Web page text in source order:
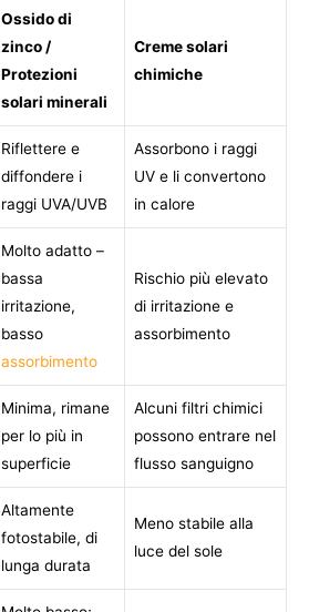
Ossido di
zinco /
Protezioni
solari minerali
Creme solari
chimiche
Riflettere e
diffondere i
raggi UVA/UVB
Assorbono i raggi
UV e li convertono
in calore
Molto adatto –
bassa
irritazione,
basso
assorbimento
Rischio più elevato
di irritazione e
assorbimento
Minima, rimane
per lo più in
superficie
Alcuni filtri chimici
possono entrare nel
flusso sanguigno
Altamente
fotostabile, di
lunga durata
Meno stabile alla
luce del sole